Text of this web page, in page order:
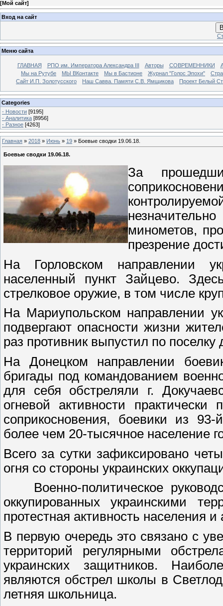
[Мой сайт]
Вход на сайт
Меню сайта
ГЛАВНАЯ РПО им. Императора Александра III Авторы СОВРЕМЕННИКИ
Мы на Рутубе
МЫ ВКонтакте Мы в Бастионе Журнал "Голос Эпохи"
Сайт И.П. Золотусского
Наш Савва. Памяти С.В. Ямщикова Проект Белый
Categories
- Новости [9195]
- Аналитика [8956]
- Разное [4263]
Главная » 2018 » Июнь » 19 » Боевые сводки 19.06.18.
Боевые сводки 19.06.18.
За
минометов,
презрение
На Горловском направлении
населенный пункт Зайцево.
стрелковое оружие, в том числе
На Мариупольском направлении
подвергают опасности жизни
раз противник выпустил по
На Донецком направлении
бригады под командованием
для себя обстреляли г.
огневой активности
соприкосновения, боевики из
более чем 20-тысячное население
Всего за сутки зафиксировано
огня со стороны украинских
Военно-политическое
оккупированных украинскими
протестная активность населения
В первую очередь это связано с
территорий регулярными
украинских защитников.
являются обстрел школы в
летняя школьница.